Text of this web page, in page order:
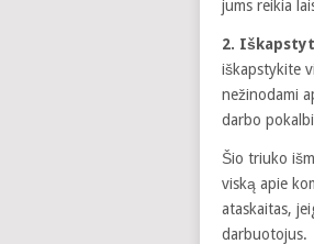
jums reikia
2.
iškapstykite
nežinodami
darbo
Šio triuko
viską apie
ataskaitas,
darbuotojus.